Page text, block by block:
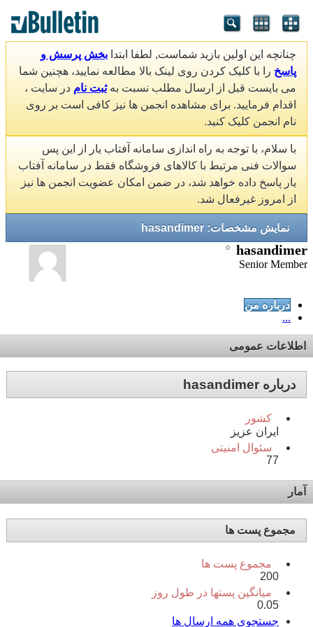
چنانچه این اولین بازید شماست, لطفا ابتدا بخش پرسش و
پاسخ را با کلیک کردن روی لینک بالا مطالعه نمایید، هچنین شما
می بایست قبل از ارسال مطلب نسبت بهثبت نام در سایت ،
اقدام فرمایید. برای مشاهده انجمن ها نیز کافی است بر روی
نام انجمن کلیک کنید.
با سلام، با توجه به راه اندازی سامانه آفتاب یار از این پس
سوالات فنی مرتبط با کالاهای فروشگاه فقط در سامانه آفتاب
یار پاسخ داده خواهد شد، در ضمن امکان عضویت انجمن ها نیز
از امروز غیرفعال شد.
نمایش مشخصات: hasandimer
hasandimer
Senior Member
درباره من
...
اطلاعات عمومی
درباره hasandimer
کشور
ایران عزیز
سئوال امنیتی
77
آمار
مجموع پست ها
مجموع پست ها
200
میانگین پستها در طول روز
0.05
جستجوی همه ارسال ها